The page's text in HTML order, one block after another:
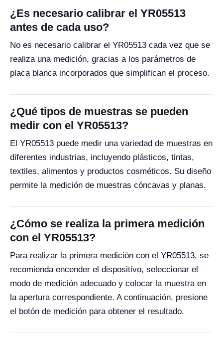
¿Es necesario calibrar el YR05513
antes de cada uso?
No es necesario calibrar el YR05513 cada vez que se
realiza una medición, gracias a los parámetros de
placa blanca incorporados que simplifican el proceso.
¿Qué tipos de muestras se pueden
medir con el YR05513?
El YR05513 puede medir una variedad de muestras en
diferentes industrias, incluyendo plásticos, tintas,
textiles, alimentos y productos cosméticos. Su diseño
permite la medición de muestras cóncavas y planas.
¿Cómo se realiza la primera medición
con el YR05513?
Para realizar la primera medición con el YR05513, se
recomienda encender el dispositivo, seleccionar el
modo de medición adecuado y colocar la muestra en
la apertura correspondiente. A continuación, presione
el botón de medición para obtener el resultado.